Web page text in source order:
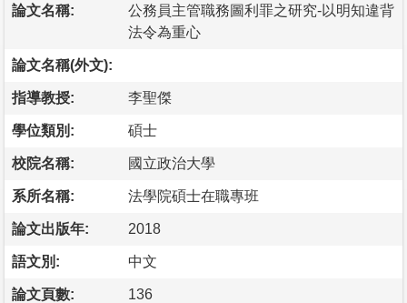
論文名稱:
公務員主管職務圖利罪之研究-以明知違背
法令為重心
論文名稱(外文):
指導教授: 李聖傑
學位類別: 碩士
校院名稱: 國立政治大學
系所名稱: 法學院碩士在職專班
論文出版年: 2018
語文別: 中文
論文頁數: 136